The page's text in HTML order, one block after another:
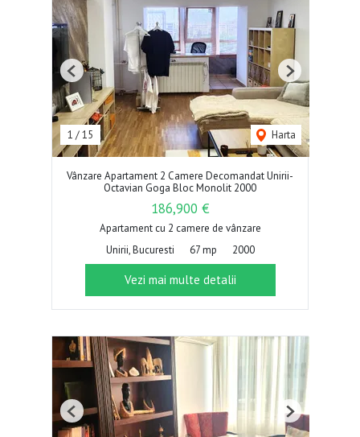
1 /15 Harta
Previous Next
Vânzare Apartament 2 Camere Decomandat Unirii-
Octavian Goga Bloc Monolit 2000
186,900 €
Apartament cu 2 camere de vânzare
Unirii, Bucuresti
67 mp 2000
Vezi mai multe detalii
Previous Next